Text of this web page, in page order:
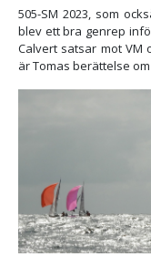
505-SM 2023, som
blev ett bra genrep
Calvert satsar mot VM
är Tomas berättelse